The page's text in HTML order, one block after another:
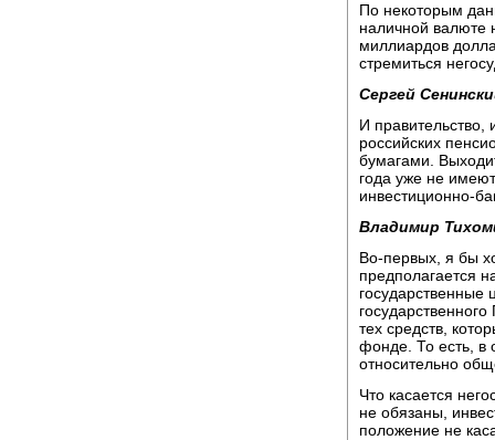
По некоторым
наличной валюте
миллиардов
стремиться
Сергей
И правительство,
российских
бумагами.
года уже не
инвестиционно-
Владимир
Во-первых, я бы
предполагается
государственные
тех средств,
фонде. То есть, в
относительно
Что касается
не обязаны,
положение не